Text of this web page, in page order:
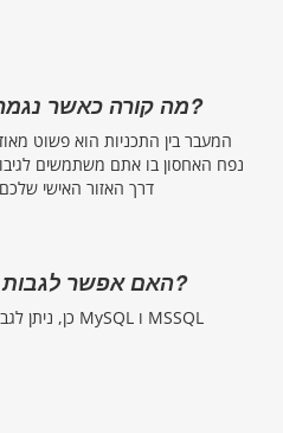
מה קורה כאשר נגמר שטח האחסון?
המעבר בין התכניות הוא פשוט
נפח האחסון בו אתם משתמשים
דרך האזור האישי
האם אפשר לגבות מסדי נתונים?
כן, ניתן לגבות מסדי נתונים מסוג MySQL ו MSSQL